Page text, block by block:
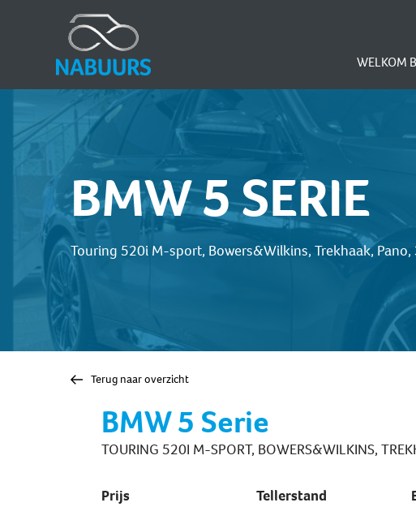
WELKOM
BMW 5 SERIE
Touring 520i M-sport, Bowers&Wilkins, Trekhaak, Pano,
Terug naar overzicht
BMW 5 Serie
TOURING 520I M-SPORT, BOWERS&WILKINS,
Prijs
Tellerstand